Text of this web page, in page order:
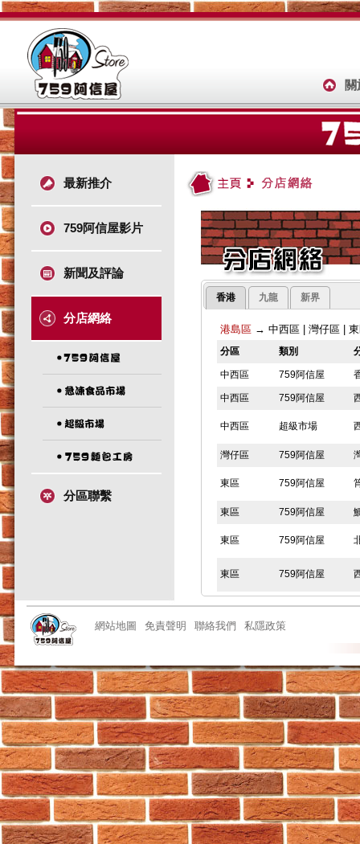
最新推介
759阿信屋影片
新聞及評論
分店網絡
分區聯繫
香港 九龍 新界
港島區→ 中西區| 灣仔區|
分區 類別
中西區 759阿信屋
中西區 759阿信屋
中西區 超級市場
灣仔區 759阿信屋
東區 759阿信屋
東區 759阿信屋
東區 759阿信屋
東區 759阿信屋
東區 759阿信屋
東區 急凍食品市場
東區 759阿信屋
東區 759阿信屋
東區 759阿信屋
南區 759阿信屋
南區 759阿信屋
南區 759阿信屋
南區 759阿信屋
網站地圖 免責聲明 聯絡我們 私隱政策